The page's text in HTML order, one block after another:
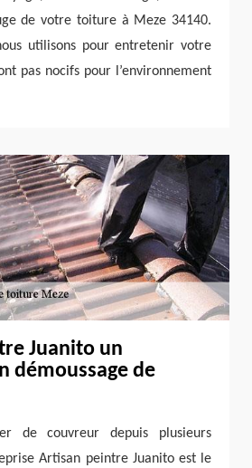
de votre toiture à Meze 34140.
utilisons pour entretenir votre
pas nocifs pour l’environnement
Juanito un
démoussage de
de couvreur depuis plusieurs
Artisan peintre Juanito est le